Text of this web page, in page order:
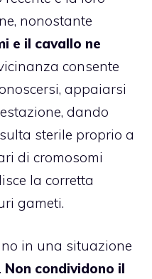
nonostante
e il cavallo ne
consente
appaiarsi
dando
sterile proprio a
di cromosomi
la corretta
gameti.
in una situazione
Non condividono il